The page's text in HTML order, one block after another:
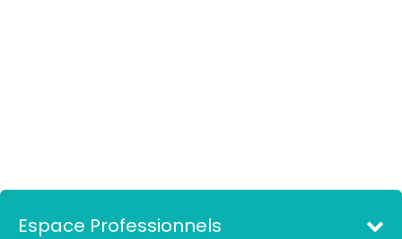
Espace Professionnels